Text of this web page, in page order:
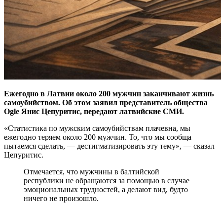
Ежегодно в Латвии около 200 мужчин заканчивают жизнь
самоубийством. Об этом заявил представитель общества
Ogle Янис Цепуритис, передают латвийские СМИ.
«Статистика по мужским самоубийствам плачевна, мы
ежегодно теряем около 200 мужчин. То, что мы сообща
пытаемся сделать, — дестигматизировать эту тему», — сказал
Цепуритис.
Отмечается, что мужчины в балтийской
республики не обращаются за помощью в случае
эмоциональных трудностей, а делают вид, будто
ничего не произошло.